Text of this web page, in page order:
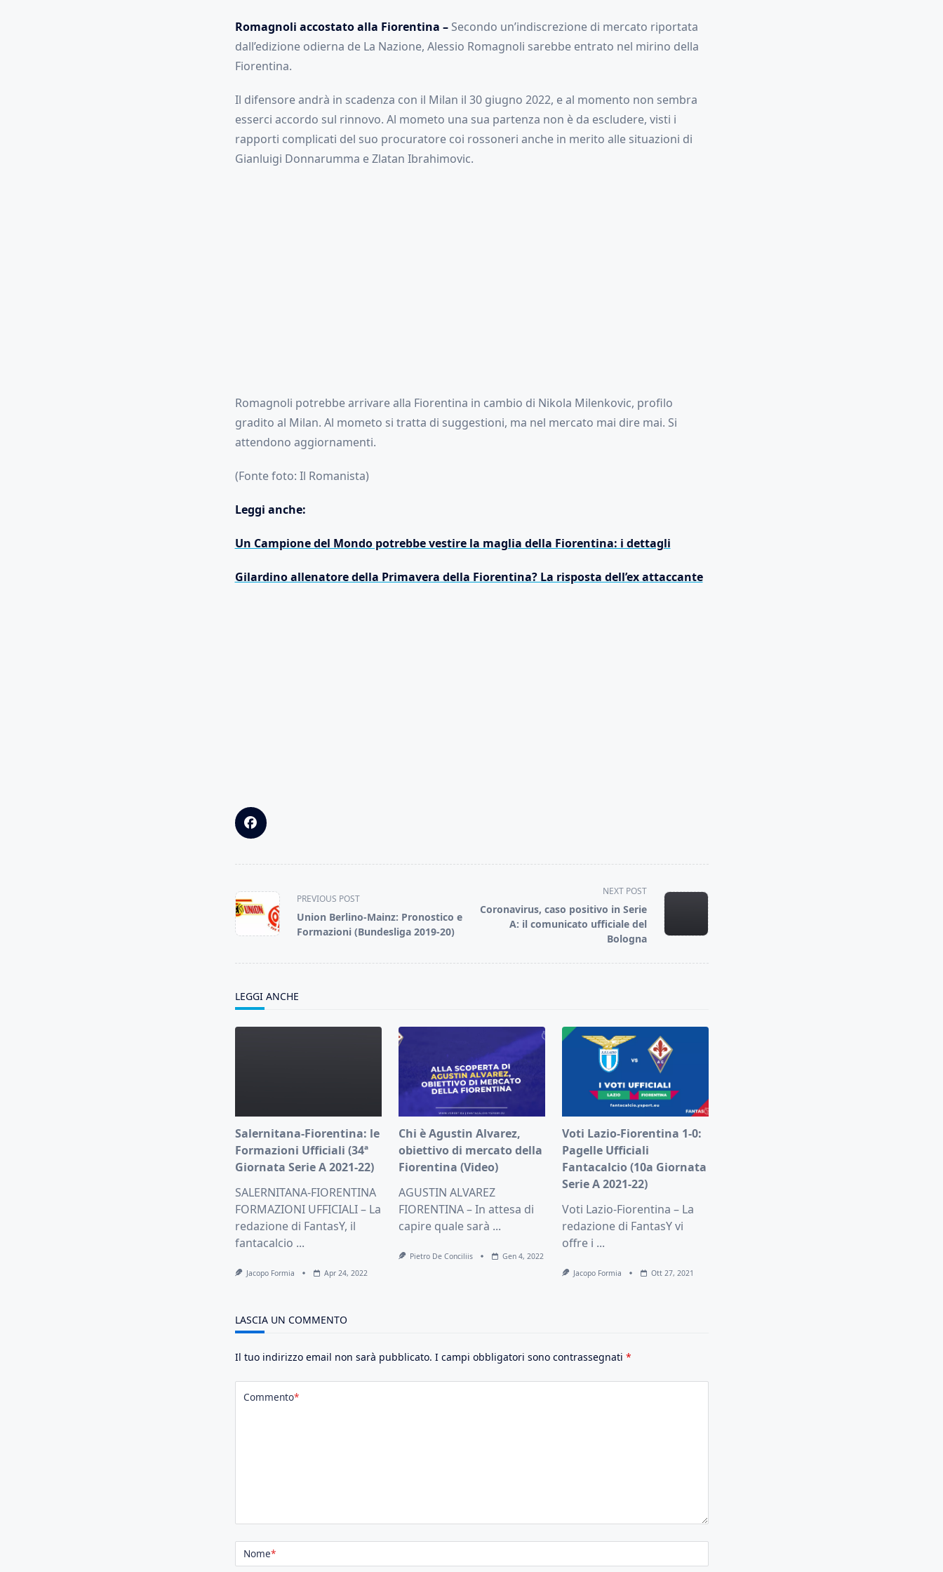
Romagnoli accostato alla Fiorentina –Secondo un’indiscrezione di mercato riportata
dall’edizione odierna de La Nazione, Alessio Romagnoli sarebbe entrato nel mirino della
Fiorentina.
Il difensore andrà in scadenza con il Milan il 30 giugno 2022, e al momento non sembra
esserci accordo sul rinnovo. Al mometo una sua partenza non è da escludere, visti i
rapporti complicati del suo procuratore coi rossoneri anche in merito alle situazioni di
Gianluigi Donnarumma e Zlatan Ibrahimovic.
Romagnoli potrebbe arrivare alla Fiorentina in cambio di Nikola Milenkovic, profilo
gradito al Milan. Al mometo si tratta di suggestioni, ma nel mercato mai dire mai. Si
attendono aggiornamenti.
(Fonte foto: Il Romanista)
Leggi anche:
Un Campione del Mondo potrebbe vestire la maglia della Fiorentina: i dettagli
Gilardino allenatore della Primavera della Fiorentina? La risposta dell’ex attaccante
<span
class="nav-
subtitle
screen-
PREVIOUS POST
Union Berlino-Mainz: Pronostico e
Formazioni (Bundesliga 2019-20)
NEXT POST
Coronavirus, caso positivo in Serie
A: il comunicato ufficiale del
Bologna
LEGGI ANCHE
Salernitana-Fiorentina: le
Formazioni Ufficiali (34ª
Giornata Serie A 2021-22)
SALERNITANA-FIORENTINA
FORMAZIONI UFFICIALI – La
redazione di FantasY, il
fantacalcio ...
Jacopo Formia Apr 24, 2022
Chi è Agustin Alvarez,
obiettivo di mercato della
Fiorentina (Video)
AGUSTIN ALVAREZ
FIORENTINA – In attesa di
capire quale sarà ...
Pietro De Conciliis Gen 4, 2022
Voti Lazio-Fiorentina 1-0:
Pagelle Ufficiali
Fantacalcio (10a Giornata
Serie A 2021-22)
Voti Lazio-Fiorentina – La
redazione di FantasY vi
offre i ...
Jacopo Formia Ott 27, 2021
LASCIA UN COMMENTO
Il tuo indirizzo email non sarà pubblicato. I campi obbligatori sono contrassegnati *
Commento*
Nome*